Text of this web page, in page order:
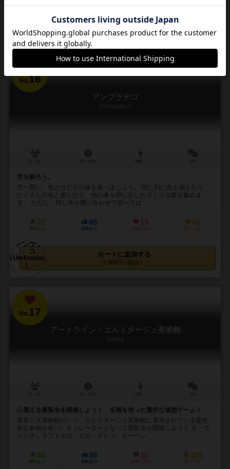
通販の取り扱いがありません
No.16
アンブラデコ
Umbradeco
空を飾ろう。
空一面に、色とりどりの傘を並べましょう。 同じ列に色を揃えたり、
たくさんの色と接したり、他の傘を押し出したりして点数を集めま
す。 ただし、同じ色を隣り合わせで並べては...
27
興味あり
68
経験あり
13
お気に入り
69
持ってる
カートに追加する
2,860円（税込）
No.17
アートライン：エルミタージュ美術館
Artline
心震える展覧会を開催しよう！ 名画を使った贅沢な連想ゲーム！
世界三大美術館の一つ、エルミタージュ美術館に展示されている歴史
的な名画を使い、キュレーターとなって展覧会を開催しよう！ ダ・ヴ
ィンチ、ラファエロ、エル・グレコ、ルーベン...
55
興味あり
88
経験あり
10
お気に入り
101
持ってる